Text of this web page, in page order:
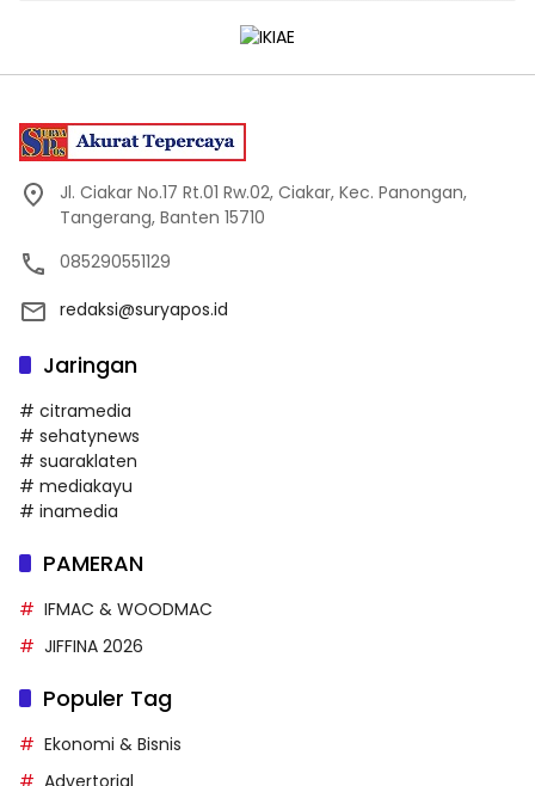
Jl. Ciakar No.17 Rt.01 Rw.02, Ciakar, Kec. Panongan,
Tangerang, Banten 15710
085290551129
redaksi@suryapos.id
Jaringan
# citramedia
# sehatynews
# suaraklaten
# mediakayu
# inamedia
PAMERAN
IFMAC & WOODMAC
JIFFINA 2026
Populer Tag
Ekonomi & Bisnis